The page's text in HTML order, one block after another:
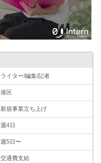
ライター/編集/記者
港区
新規事業立ち上げ
週4日
週5日〜
交通費支給